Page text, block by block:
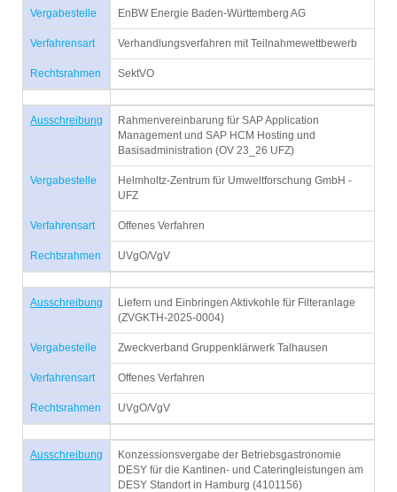
Vergabestelle EnBW Energie Baden-Württemberg AG
Verfahrensart Verhandlungsverfahren mit Teilnahmewettbewerb
Rechtsrahmen SektVO
Ausschreibung
Rahmenvereinbarung für SAP Application
Management und SAP HCM Hosting und
Basisadministration (OV 23_26 UFZ)
Vergabestelle
Helmholtz-Zentrum für Umweltforschung GmbH -
UFZ
Verfahrensart Offenes Verfahren
Rechtsrahmen UVgO/VgV
Ausschreibung
Liefern und Einbringen Aktivkohle für Filteranlage
(ZVGKTH-2025-0004)
Vergabestelle Zweckverband Gruppenklärwerk Talhausen
Verfahrensart Offenes Verfahren
Rechtsrahmen UVgO/VgV
Ausschreibung
Konzessionsvergabe der Betriebsgastronomie
DESY für die Kantinen- und Cateringleistungen am
DESY Standort in Hamburg (4101156)